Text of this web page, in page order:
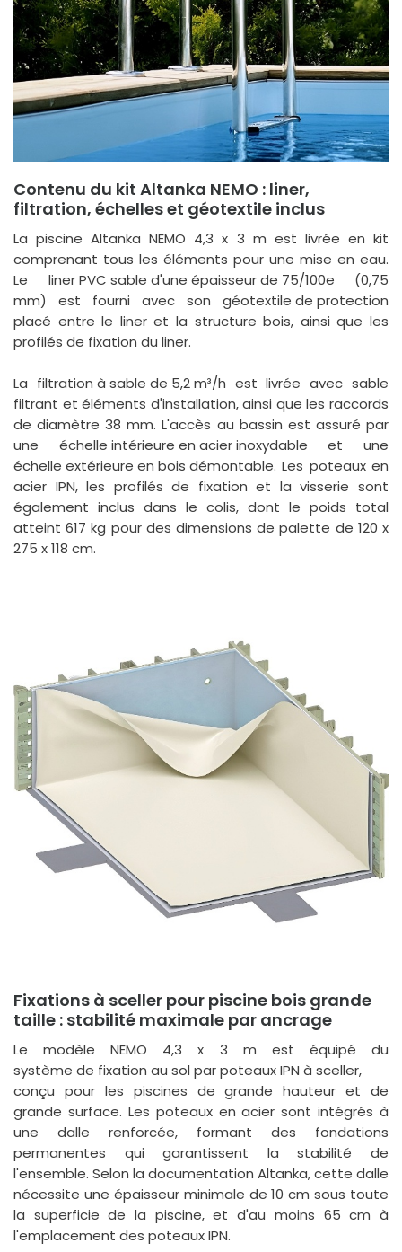
Contenu du kit Altanka NEMO : liner,
filtration, échelles et géotextile inclus
La piscine Altanka NEMO 4,3 x 3 m est livrée en kit
comprenant tous les éléments pour une mise en eau.
Le liner PVC sable d'une épaisseur de 75/100e (0,75
mm) est fourni avec son géotextile de protection
placé entre le liner et la structure bois, ainsi que les
profilés de fixation du liner.
La filtration à sable de 5,2 m³/h est livrée avec sable
filtrant et éléments d'installation, ainsi que les raccords
de diamètre 38 mm. L'accès au bassin est assuré par
une échelle intérieure en acier inoxydable et une
échelle extérieure en bois démontable. Les poteaux en
acier IPN, les profilés de fixation et la visserie sont
également inclus dans le colis, dont le poids total
atteint 617 kg pour des dimensions de palette de 120 x
275 x 118 cm.
Fixations à sceller pour piscine bois grande
taille : stabilité maximale par ancrage
Le modèle NEMO 4,3 x 3 m est équipé du
système de fixation au sol par poteaux IPN à sceller,
conçu pour les piscines de grande hauteur et de
grande surface. Les poteaux en acier sont intégrés à
une dalle renforcée, formant des fondations
permanentes qui garantissent la stabilité de
l'ensemble. Selon la documentation Altanka, cette dalle
nécessite une épaisseur minimale de 10 cm sous toute
la superficie de la piscine, et d'au moins 65 cm à
l'emplacement des poteaux IPN.